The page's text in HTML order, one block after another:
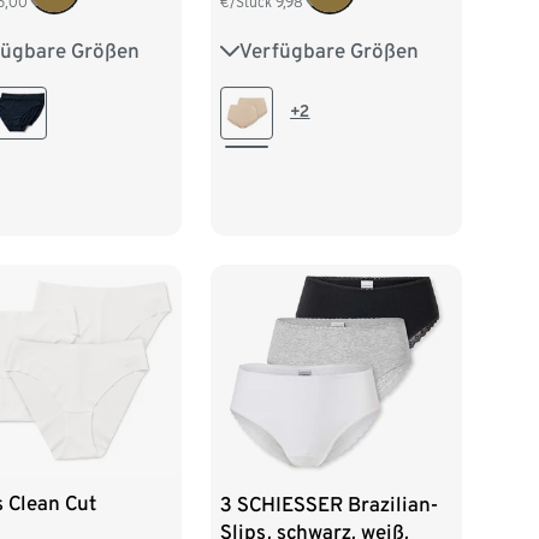
Größen
M 40/42 Verfügbare Größen
36 38 40 42
44 +2
Clean Cut
3 SCHIESSER Brazilian-
Slips, schwarz, weiß,